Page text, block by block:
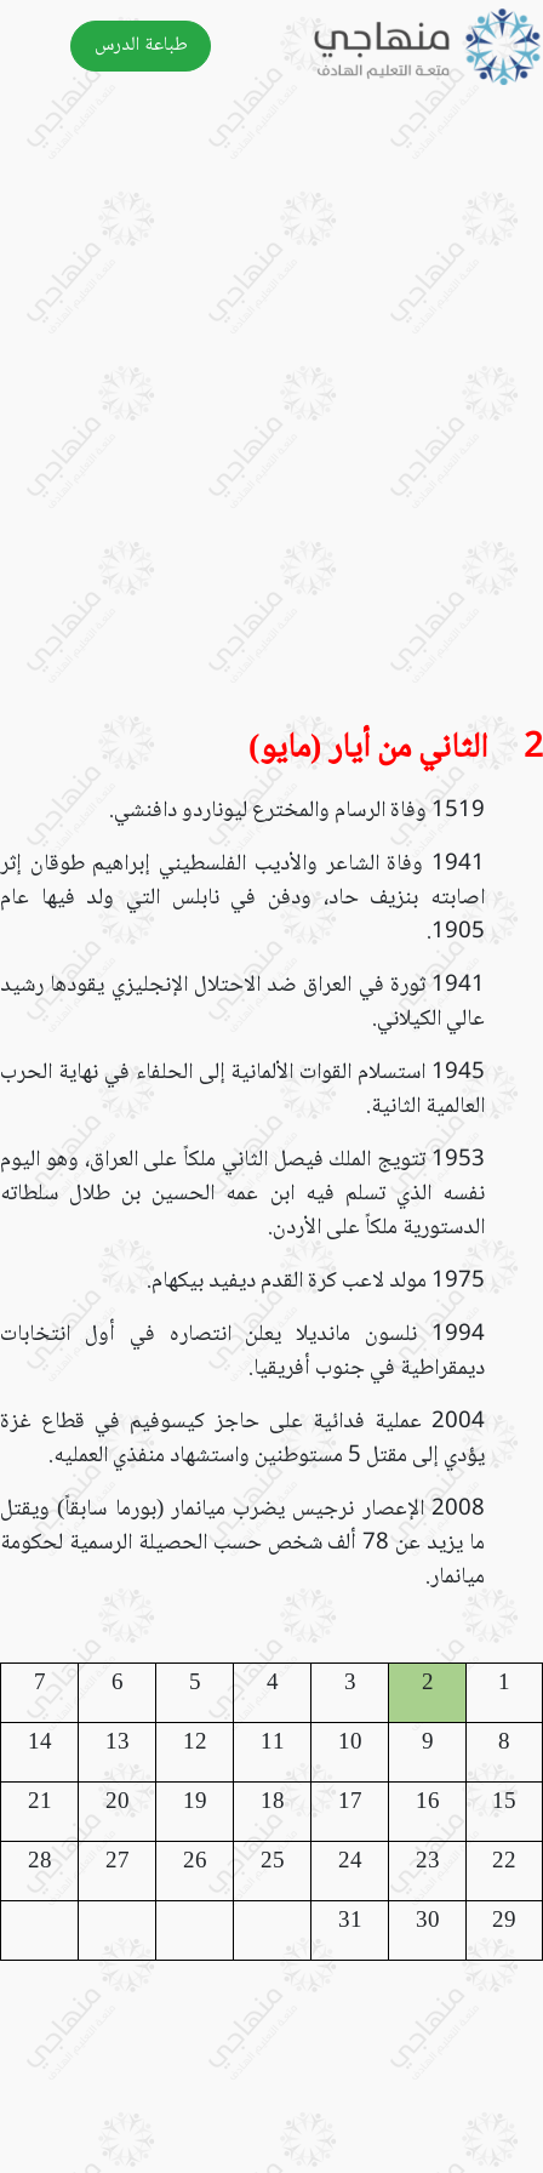
طباعة الدرس
2 الثاني من أيار (مايو)
1519 وفاة الرسام والمخترع ليوناردو دافنشي.
1941 وفاة الشاعر والأديب الفلسطيني إبراهيم طوقان إثر
اصابته بنزيف حاد، ودفن في نابلس التي ولد فيها عام
1905.
1941 ثورة في العراق ضد الاحتلال الإنجليزي يقودها رشيد
عالي الكيلاني.
1945 استسلام القوات الألمانية إلى الحلفاء في نهاية الحرب
العالمية الثانية.
1953 تتويج الملك فيصل الثاني ملكاً على العراق، وهو اليوم
نفسه الذي تسلم فيه ابن عمه الحسين بن طلال سلطاته
الدستورية ملكاً على الأردن.
1975 مولد لاعب كرة القدم ديفيد بيكهام.
1994 نلسون مانديلا يعلن انتصاره في أول انتخابات
ديمقراطية في جنوب أفريقيا.
2004 عملية فدائية على حاجز كيسوفيم في قطاع غزة
يؤدي إلى مقتل 5 مستوطنين واستشهاد منفذي العمليه.
2008 الإعصار نرجيس يضرب ميانمار (بورما سابقاً) ويقتل
ما يزيد عن 78 ألف شخص حسب الحصيلة الرسمية لحكومة
ميانمار.
1
2
3
4
5
6
7
8
9
10
11
12
13
14
15
16
17
18
19
20
21
22
23
24
25
26
27
28
29
30
31